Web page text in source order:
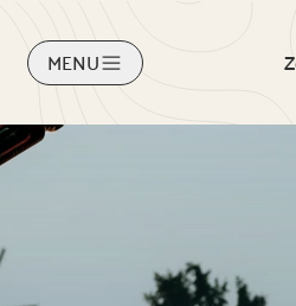
MENU